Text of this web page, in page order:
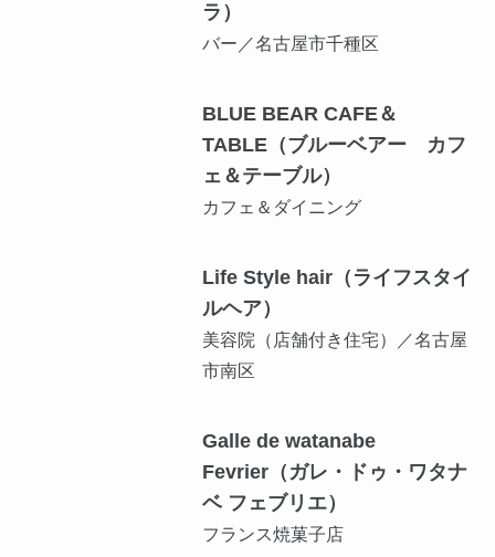
ラ）
バー／名古屋市千種区
BLUE BEAR CAFE＆
TABLE（ブルーベアー カフ
ェ＆テーブル）
カフェ＆ダイニング
Life Style hair（ライフスタイ
ルヘア）
美容院（店舗付き住宅）／名古屋
市南区
Galle de watanabe
Fevrier（ガレ・ドゥ・ワタナ
ベ フェブリエ）
フランス焼菓子店